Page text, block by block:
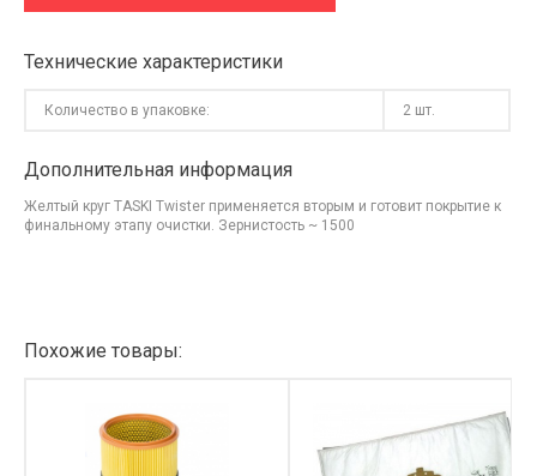
Технические характеристики
Количество в упаковке: 2 шт.
Дополнительная информация
Желтый круг TASKI Twister применяется вторым и готовит покрытие к
финальному этапу очистки. Зернистость ~ 1500
Похожие товары: